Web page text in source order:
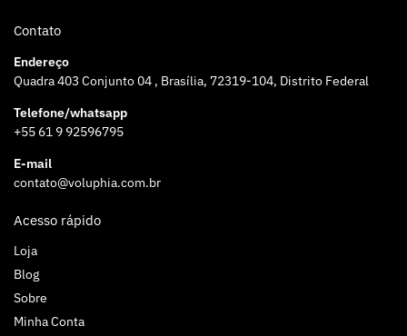
Contato
Endereço
Quadra 403 Conjunto 04 , Brasília, 72319-104, Distrito Federal
Telefone/whatsapp
+55 61 9 92596795
E-mail
contato@voluphia.com.br
Acesso rápido
Loja
Blog
Sobre
Minha Conta